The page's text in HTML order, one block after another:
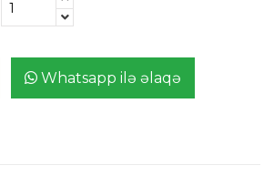
Whatsapp ilə əlaqə